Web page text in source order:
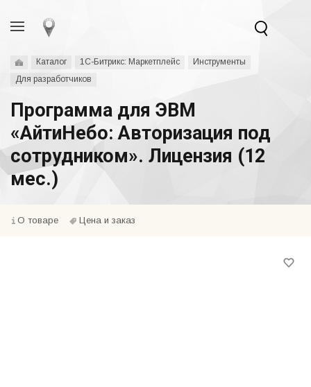
Каталог 1С-Битрикс: Маркетплейс
Инструменты
Для разработчиков
Программа для ЭВМ
«АйтиНебо: Авторизация под
сотрудником». Лицензия (12
мес.)
О товаре Цена и заказ